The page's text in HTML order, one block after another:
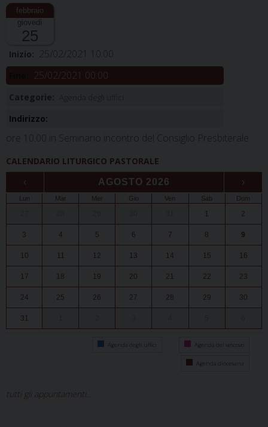
giovedì
25
Inizio: 25/02/2021 10:00
25/02/2021 00:00
Categorie:
Indirizzo:
ore 10.00 in Seminario incontro del Consiglio Presbiterale
CALENDARIO LITURGICO PASTORALE
‹ AGOSTO 2026 ›
Lun Mar Mer Gio Ven Sab Dom
1 2
3 4 5 6 7 8 9
10 11 12 13 14 15 16
17 18 19 20 21 22 23
24 25 26 27 28 29 30
31
Agenda degli uffici Agenda del vescovo
Agenda diocesana
tutti gli appuntamenti...